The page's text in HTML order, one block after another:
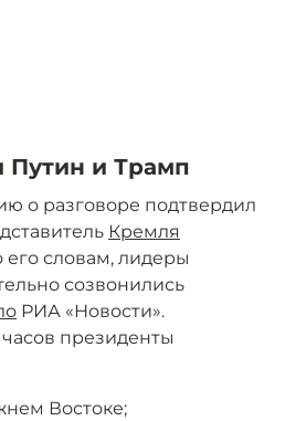
Путин и Трамп
о разговоре подтвердил
Кремля
его словам, лидеры
созвонились
РИА «Новости».
президенты
Востоке;